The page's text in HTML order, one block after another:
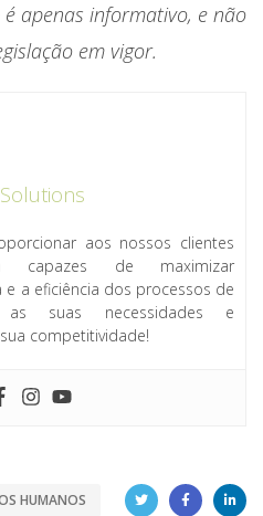
apenas informativo, e não
em vigor.
aos nossos clientes
capazes de maximizar
a eficiência dos processos de
as suas necessidades e
competitividade!
HUMANOS